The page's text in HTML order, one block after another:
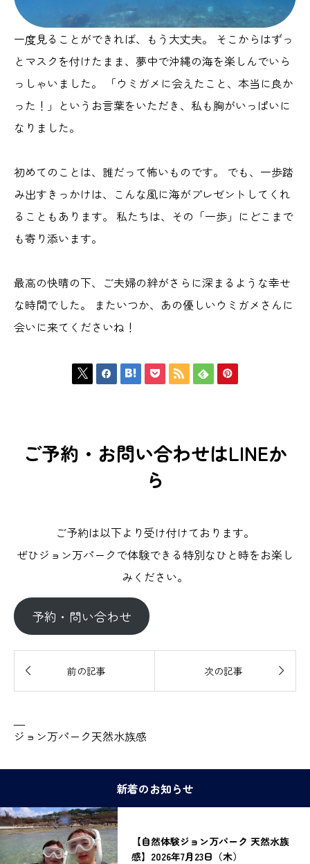
一度見ることができれば、もう大丈夫。 そこからはずっ
とマスクを付けたまま、夢中で沖縄の海を楽しんでいら
っしゃいました。 「ウミガメに会えたこと、本当に良か
った！」というお言葉をいただき、私も胸がいっぱいに
なりました。
初めてのことは、誰だって怖いものです。 でも、一歩踏
み出すきっかけは、こんな風に海がプレゼントしてくれ
ることもあります。 私たちは、その「一歩」にどこまで
も寄り添います。
最高の快晴の下、ご夫婦の絆がさらに深まるような幸せ
な時間でした。 またいつか、あの優しいウミガメさんに
会いに来てくださいね！
      
ご予約・お問い合わせはLINEか
ら
ご予約は以下より受け付けております。
ぜひジョン万パークで体験できる特別なひと時をお楽し
みください。
予約・問い合わせ
 前の記事 次の記事 
—
ジョン万パーク天然水族感
新着のお知らせ
【自然体験ジョン万パーク 天然水族
感】2026年7月23日（木）